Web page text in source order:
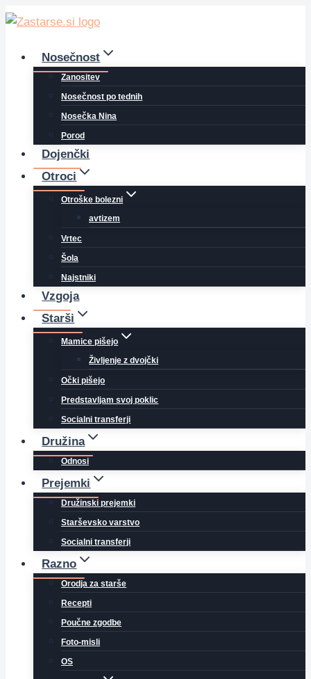
Skip
contentNosečnost
Zanositev
Nosečnost po tednih
Nosečka Nina
Porod
Dojenčki
Otroci
Otroške bolezni
avtizem
Vrtec
Šola
Najstniki
Vzgoja
Starši
Mamice pišejo
Življenje z dvojčki
Očki pišejo
Predstavljam svoj poklic
Socialni transferji
Družina
Odnosi
Prejemki
Družinski prejemki
Starševsko varstvo
Socialni transferji
Razno
Orodja za starše
Recepti
Poučne zgodbe
Foto-misli
OS